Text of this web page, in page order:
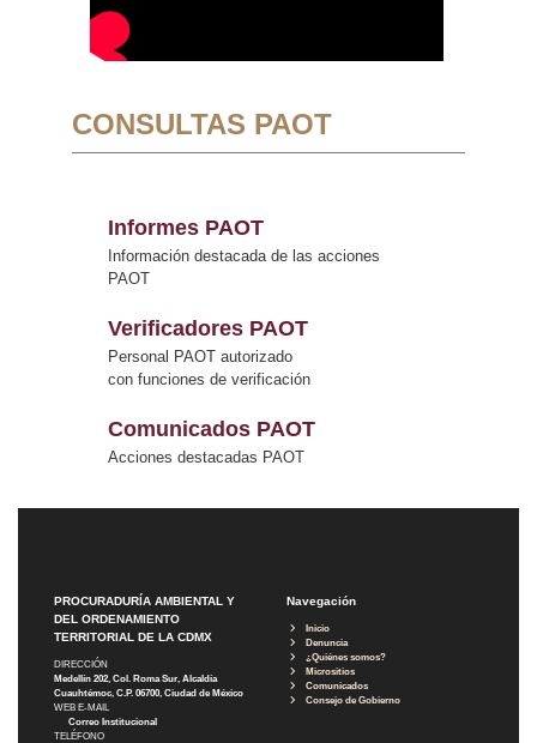
CONSULTAS PAOT
Informes PAOT
Información destacada de las acciones
PAOT
Verificadores PAOT
Personal PAOT autorizado
con funciones de verificación
Comunicados PAOT
Acciones destacadas PAOT
PROCURADURÍA AMBIENTAL Y
DEL ORDENAMIENTO
TERRITORIAL DE LA CDMX
DIRECCIÓN
Medellín 202, Col. Roma Sur, Alcaldía
Cuauhtémoc, C.P. 06700, Ciudad de México
WEB E-MAIL
Correo Institucional
TELÉFONO
Navegación
Inicio
Denuncia
¿Quiénes somos?
Micrositios
Comunicados
Consejo de Gobierno